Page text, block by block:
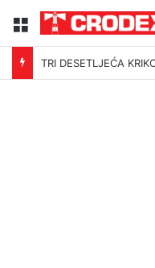
Menu
TRI DESETLJEĆA